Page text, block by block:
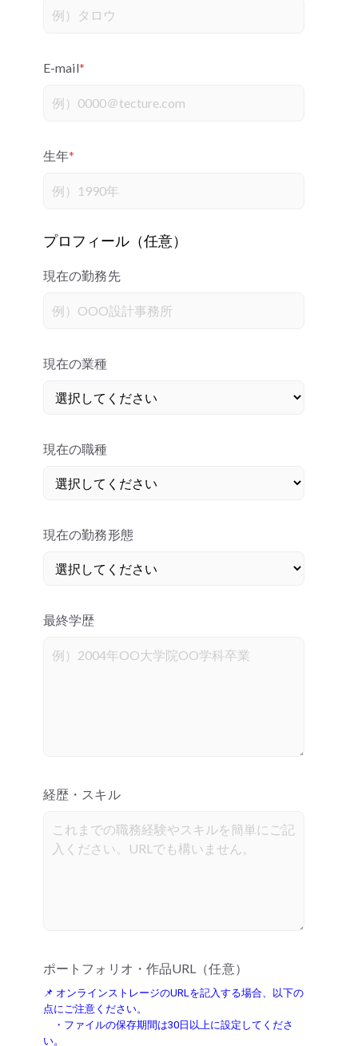
E-mail*
生年*
プロフィール（任意）
現在の勤務先
現在の業種
現在の職種
現在の勤務形態
最終学歴
経歴・スキル
ポートフォリオ・作品URL（任意）
📌 オンラインストレージのURLを記入する場合、以下の
点にご注意ください。
・ファイルの保存期間は30日以上に設定してくださ
い。